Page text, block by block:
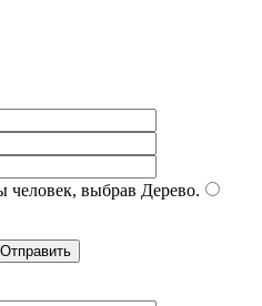
человек, выбрав Дерево.